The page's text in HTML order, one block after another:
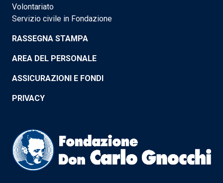
Volontariato
Servizio civile in Fondazione
RASSEGNA STAMPA
AREA DEL PERSONALE
ASSICURAZIONI E FONDI
PRIVACY